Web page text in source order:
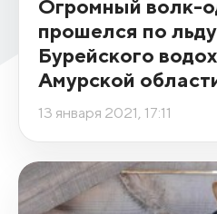
Огромный волк-
прошелся по
Бурейского
Амурской
13 января 2021, 17:11